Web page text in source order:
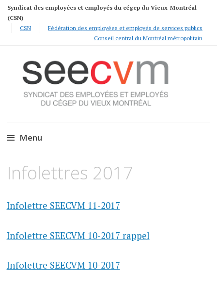
Syndicat des employées et employés du cégep du Vieux-Montréal
(CSN)
CSN
Fédération des employées et employés de services publics
Conseil central du Montréal métropolitain
SEECVM
Syndicat des employées et employés du Cégep
Menu
au
Infolettres 2017
Infolettre SEECVM 11-2017
Infolettre SEECVM 10-2017 rappel
Infolettre SEECVM 10-2017